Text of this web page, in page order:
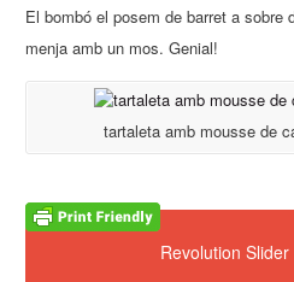
El bombó el posem de barret a
menja amb un mos. Genial!
tartaleta amb mousse de
Revolution